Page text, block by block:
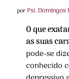
por Psi.
O que
as suas
pode-se
conhecido